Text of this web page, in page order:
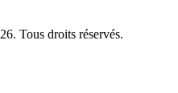
Tous droits réservés.